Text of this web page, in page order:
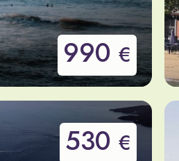
990 €
530 €